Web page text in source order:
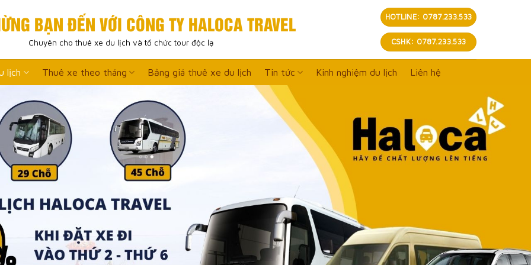
BẠN ĐẾN VỚI CÔNG TY HALOCA TRAVEL
Chuyên cho thuê xe du lịch và tổ chức tour độc lạ
HOTLINE: 0787.233.533
CSHK: 0787.233.533
lịch Thuê xe theo tháng Bảng giá thuê xe du lịch Tin tức Kinh nghiệm du lịch Liên hệ